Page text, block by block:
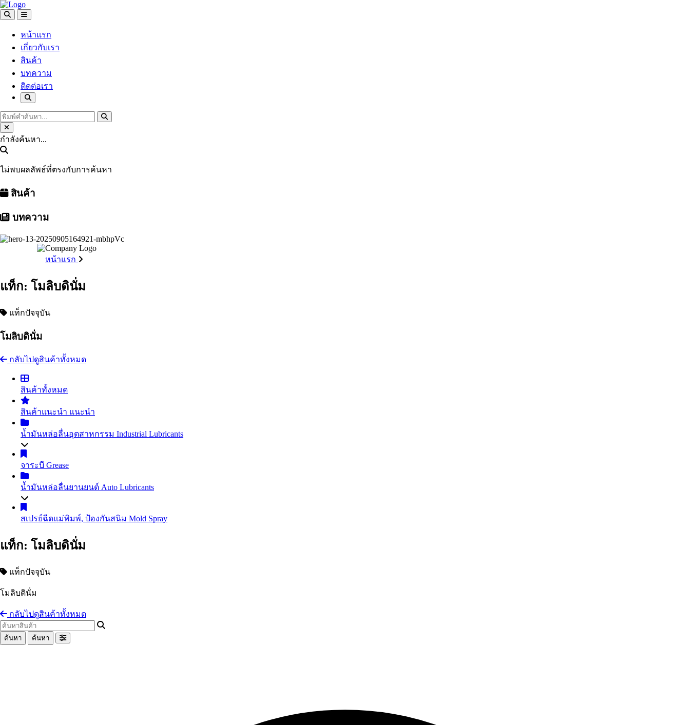
หน้าแรก
เกี่ยวกับเรา
สินค้า
บทความ
ติดต่อเรา
กำลังค้นหา...
ไม่พบผลลัพธ์ที่ตรงกับการค้นหา
สินค้า
บทความ
หน้าแรก
แท็ก: โมลิบดินั่ม
แท็กปัจจุบัน
โมลิบดินั่ม
กลับไปดูสินค้าทั้งหมด
สินค้าทั้งหมด
สินค้าแนะนำ แนะนำ
น้ำมันหล่อลื่นอุตสาหกรรม Industrial Lubricants
น้ำมันถ่ายเทความร้อน
น้ำมันเกียร์อุตสาหกรรม
น้ำมัน EDMน้ำมันสปาร์ค
น้ำมันปั๊มลม
น้ำมันห้องเย็น
จาระบี Grease
น้ำมันหล่อลื่นยานยนต์ Auto Lubricants
น้ำมันเครื่องดีเซลDiesel Engine Oil
น้ำมันเกียร์และน้ำมันเฟืองท้าย
น้ำมันเบรกBrake Fluid
อื่นๆ Others
สเปรย์ฉีดแม่พิมพ์, ป้องกันสนิม Mold Spray
แท็ก: โมลิบดินั่ม
แท็กปัจจุบัน
โมลิบดินั่ม
กลับไปดูสินค้าทั้งหมด
ค้นหา ค้นหา